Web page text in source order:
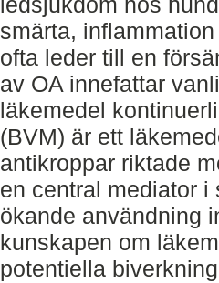
smärta,
ofta leder till en
av OA innefattar
läkemedel
(BVM) är ett
antikroppar riktade
en central mediator i
ökande användning
kunskapen om
potentiella